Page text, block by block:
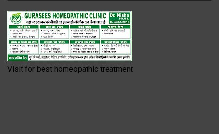
Visit for best homeopathic treatment